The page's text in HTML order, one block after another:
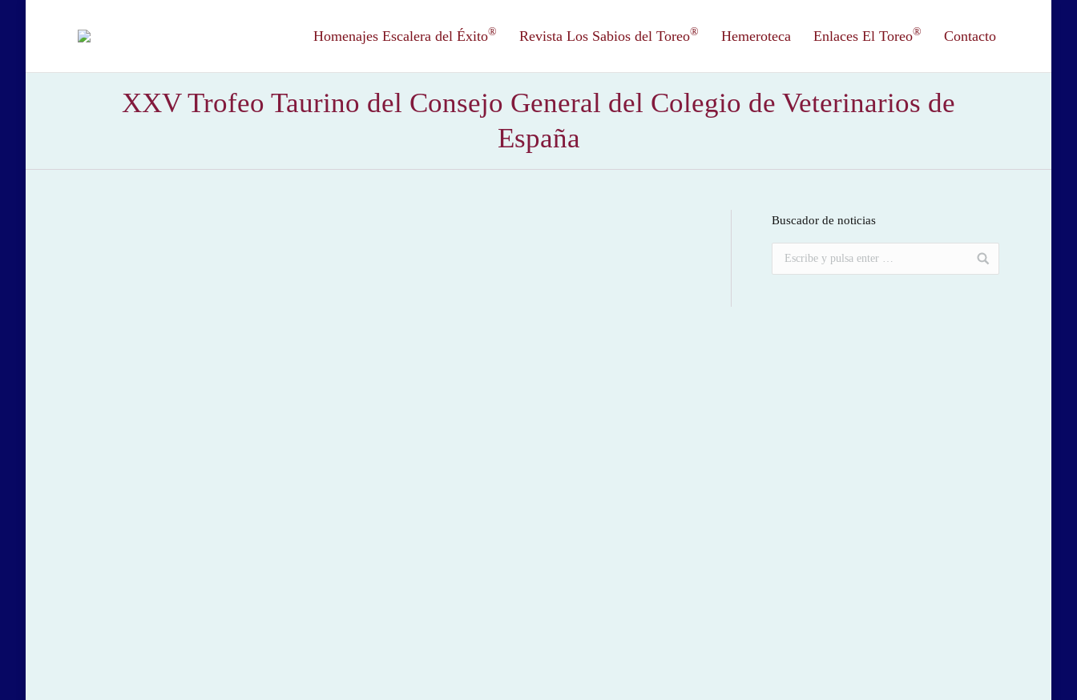
Homenajes Escalera del Éxito® Revista Los Sabios del Toreo® Hemeroteca Enlaces El Toreo® Contacto
XXV Trofeo Taurino del Consejo General del Colegio de Veterinarios de
España
Buscador de noticias